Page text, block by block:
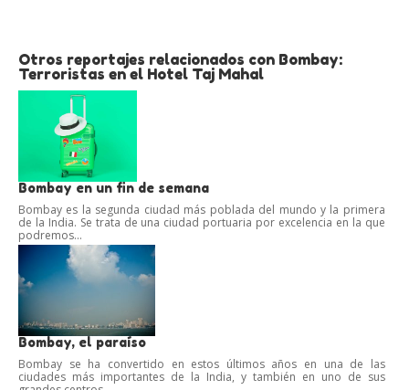
Otros reportajes relacionados con Bombay:
Terroristas en el Hotel Taj Mahal
Bombay en un fin de semana
Bombay es la segunda ciudad más poblada del mundo y la primera
de la India. Se trata de una ciudad portuaria por excelencia en la que
podremos...
Bombay, el paraíso
Bombay se ha convertido en estos últimos años en una de las
ciudades más importantes de la India, y también en uno de sus